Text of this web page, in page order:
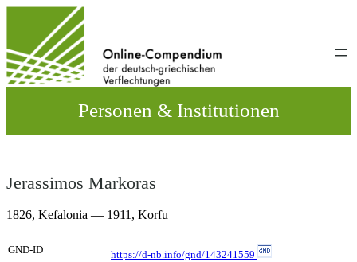
wechseln
Personen & Institutionen
Jerassimos Markoras
1826, Kefalonia — 1911, Korfu
GND-ID https://d-nb.info/gnd/143241559